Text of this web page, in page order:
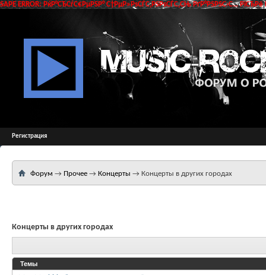
SAPE ERROR: РќР°СЂСѓС€РµРЅР° С†РµР»РѕСЃС‚РЅРѕСЃС‚СЊ РґР°РЅРЅС‹С…
Регистрация
Форум → Прочее → Концерты → Концерты в других городах
Концерты в других городах
Темы